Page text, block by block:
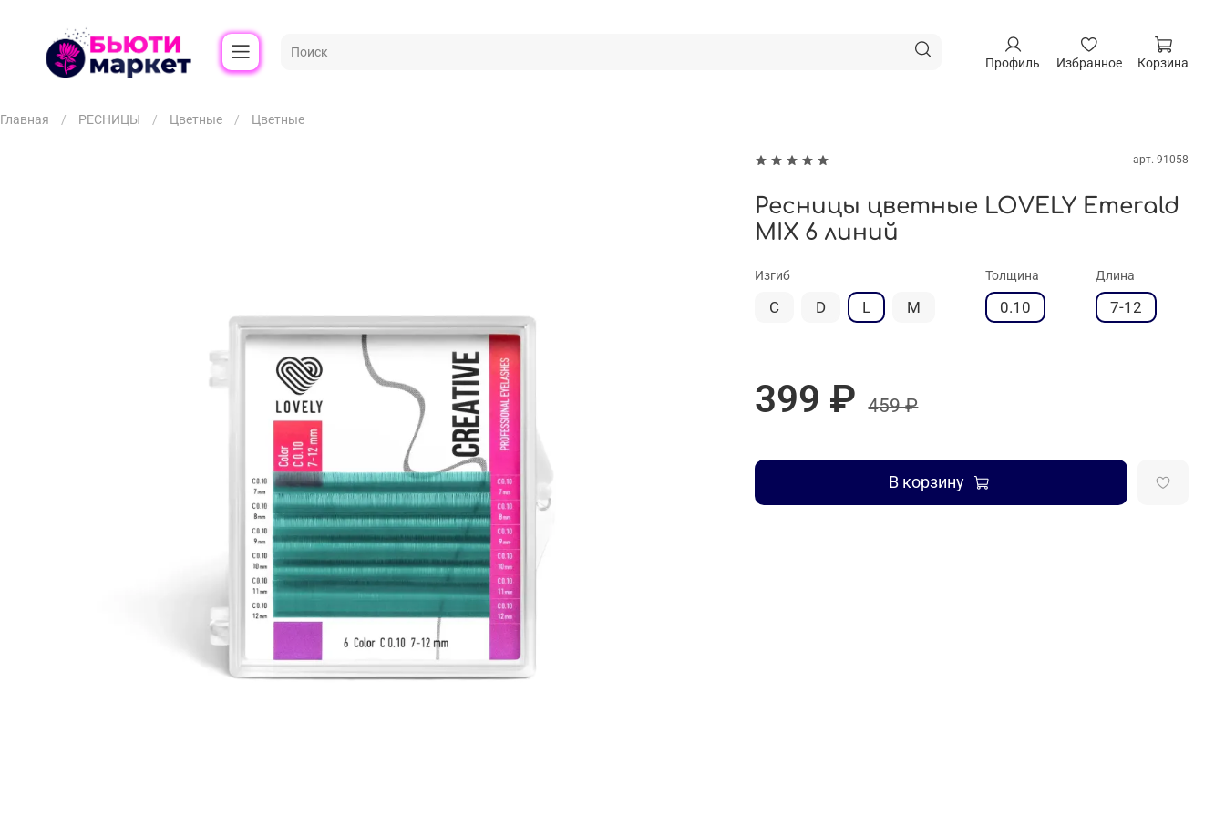
Профиль Избранное Корзина
Главная РЕСНИЦЫ Цветные Цветные
арт. 91058
Ресницы цветные LOVELY Emerald
MIX 6 линий
Изгиб
C D L M
Толщина
0.10
Длина
7-12
399 ₽ 459 ₽
В корзину